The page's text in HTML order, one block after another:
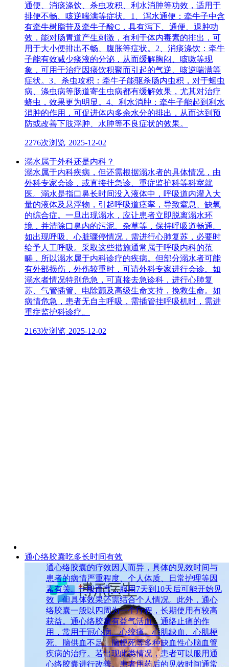
通便、消痰涤饮、杀虫攻积、利水消肿等功效，适用于
排便不畅、咳逆喘满等症状。1、泻水通便：牵牛子中含
有牵牛树脂苷及牵牛子酸C，具有泻下、通便、退肿功
效，能对肠胃道产生刺激，有利于体内毒素的排出，可
用于大小便排出不畅、腹胀等症状。2、消痰涤饮：牵牛
子能有效减少痰液的分泌，从而缓解胸闷、咳嗽等现
象，可用于治疗因痰饮积聚而引起的气逆、咳逆喘满等
症状。3、杀虫攻积：牵牛子能驱杀肠内虫积，对于蛔虫
病、涤虫病等肠道寄生虫病都有缓解效果，尤其对治疗
蛲虫，效果更为明显。4、利水消肿：牵牛子能起到利水
消肿的作用，可促进体内多余水分的排出，从而达到预
防或改善下肢浮肿、水肿等不良症状的效果。
2276次浏览 2025-12-02
溺水属于外科还是内科？
溺水属于内科疾病，但还需根据溺水者的具体情况，由
外科专家会诊，或直接挂急诊、重症监护科等科室就
医。溺水是指口鼻长时间没入液体中，呼吸道内灌入大
量的液体及悬浮物，引起呼吸道痉挛，导致窒息、缺氧
的综合症。一旦出现溺水，应让患者立即脱离溺水环
境，并清除口鼻内的污泥、杂草等，保持呼吸道畅通。
如出现呼吸、心脏骤停情况，需进行心肺复苏，必要时
给予人工呼吸。采取这些措施通常属于呼吸内科的范
畴，所以溺水属于内科诊疗的疾病。但部分溺水者可能
有外部损伤，外伤较重时，可请外科专家进行会诊。如
溺水者情况特别危急，可直接去急诊科，进行心肺复
苏、气管插管、电除颤及高级生命支持，挽救生命。如
病情危急，患者无自主呼吸，需插管挂呼吸机时，需进
重症监护科诊疗。
2163次浏览 2025-12-02
通心络胶囊吃多长时间有效
通心络胶囊的疗效因人而异，具体的见效时间与
患者的病情严重程度、个人体质、日常护理等因
素有关。一般而言，服用7天到10天后可能开始见
效，但具体效果还需结合个人情况。此外，通心
络胶囊一般以四周为一个疗程，长期使用有较高
获益。通心络胶囊有益气活血、通络止痛的作
用，常用于冠心病、心绞痛、心肌缺血、心肌梗
死、脑供血不足、脑梗死等多种缺血性心脑血管
疾病的治疗。若出现此类情况，患者可以服用通
心络胶囊进行改善。患者用药后的见效时间通常